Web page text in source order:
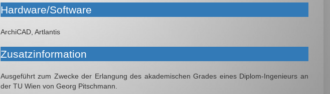
Hardware/Software
ArchiCAD, Artlantis
Zusatzinformation
Ausgeführt zum Zwecke der Erlangung des akademischen Grades eines Diplom-Ingenieurs an
der TU Wien von Georg Pitschmann.